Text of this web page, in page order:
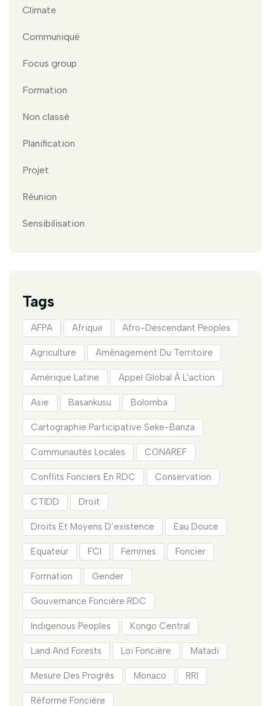
Climate
Communiqué
Focus group
Formation
Non classé
Planification
Projet
Réunion
Sensibilisation
Tags
AFPA Afrique Afro-Descendant Peoples
Agriculture Aménagement Du Territoire
Amérique Latine Appel Global À L'action
Asie Basankusu Bolomba
Cartographie Participative Seke-Banza
Communautés Locales CONAREF
Conflits Fonciers En RDC Conservation
CTIDD Droit
Droits Et Moyens D’existence Eau Douce
Equateur FCI Femmes Foncier
Formation Gender
Gouvernance Foncière RDC
Indigenous Peoples Kongo Central
Land And Forests Loi Foncière Matadi
Mesure Des Progrès Monaco RRI
Réforme Foncière